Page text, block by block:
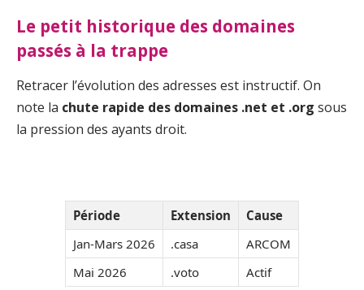
Le petit historique des domaines
passés à la trappe
Retracer l’évolution des adresses est instructif. On
note la chute rapide des domaines .net et .org sous
la pression des ayants droit.
Période Extension
Cause
Jan-Mars 2026
.casa
ARCOM
Mai 2026
.voto Actif